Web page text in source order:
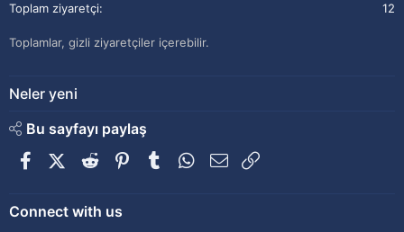
Toplam ziyaretçi 12
Toplamlar, gizli ziyaretçiler içerebilir.
Neler yeni
Bu sayfayı paylaş
FacebookX (Twitter)
Reddit PinterestTumblrWhatsApp
E-posta
Connect with us